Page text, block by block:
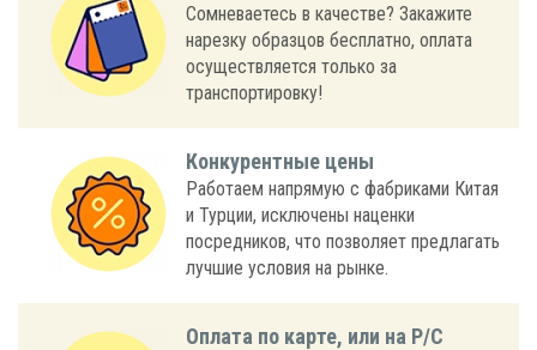
Сомневаетесь в качестве? Закажите
нарезку образцов бесплатно, оплата
осуществляется только за
транспортировку!
Конкурентные цены
Работаем напрямую с фабриками Китая
и Турции, исключены наценки
посредников, что позволяет предлагать
лучшие условия на рынке.
Оплата по карте, или на Р/С